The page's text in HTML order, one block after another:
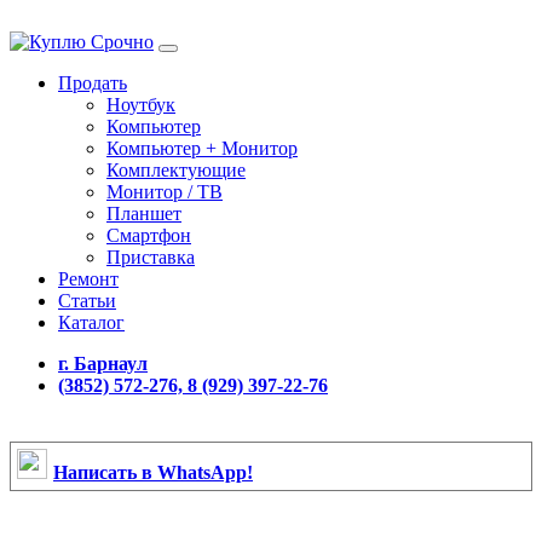
Продать
Ноутбук
Компьютер
Компьютер + Монитор
Комплектующие
Монитор / ТВ
Планшет
Смартфон
Приставка
Ремонт
Статьи
Каталог
г. Барнаул
(3852) 572-276, 8 (929) 397-22-76
Написать в WhatsApp!